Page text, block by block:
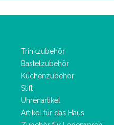
Trinkzubehör
Bastelzubehör
Küchenzubehör
Stift
Uhrenartikel
Artikel für das Haus